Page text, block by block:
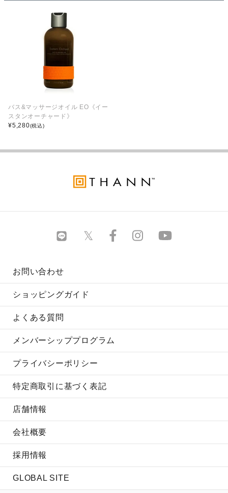
バス&マッサージオイル EO《イー
スタンオーチャード》
¥5,280(税込)
お問い合わせ
ショッピングガイド
よくある質問
メンバーシッププログラム
プライバシーポリシー
特定商取引に基づく表記
店舗情報
会社概要
採用情報
GLOBAL SITE